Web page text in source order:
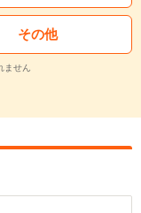
その他
せん